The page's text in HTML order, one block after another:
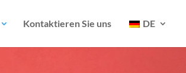
Kontaktieren Sie uns DE